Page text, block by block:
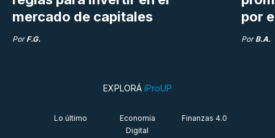
mercado de capitales
Por F.G.
por
Por B.A.
EXPLORÁ iProUP
Lo último
Economía
Digital
Finanzas 4.0